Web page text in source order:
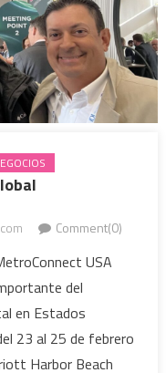
Comment(0)
USA
del
en Estados
23 al 25 de febrero
Harbor Beach